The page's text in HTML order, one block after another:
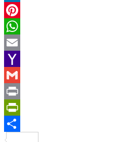
LinkedIn
Pinterest
WhatsApp
Email
Yahoo
Mail
Gmail
Print
PrintFriendly